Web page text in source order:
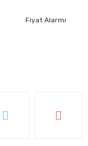
Fiyat Alarmı